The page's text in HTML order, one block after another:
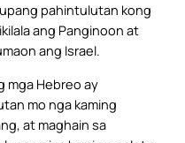
pahintulutan kong
ang Panginoon at
ang Israel.
mga Hebreo ay
mo nga kaming
at maghain sa